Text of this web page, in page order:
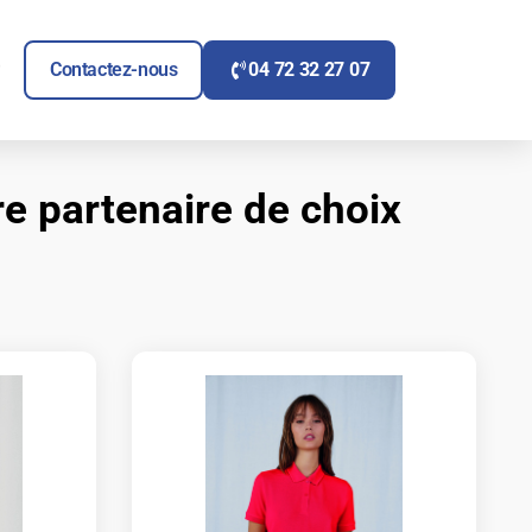
SIGNALÉTIQUE
Contactez-nous 04 72 32 27 07
partenaire de choix